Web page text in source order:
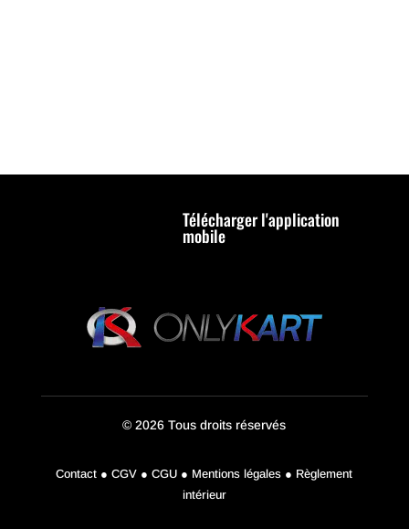
Télécharger l'application
mobile
© 2026 Tous droits réservés
Contact ● CGV ● CGU ● Mentions légales ● Règlement
intérieur